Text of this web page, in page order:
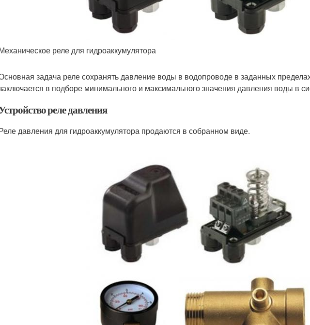
реле для гидроаккумулятора
задача реле сохранять давление воды в водопроводе в заданных
в подборе минимального и максимального значения давления воды в
реле давления
давления для гидроаккумулятора продаются в собранном виде.